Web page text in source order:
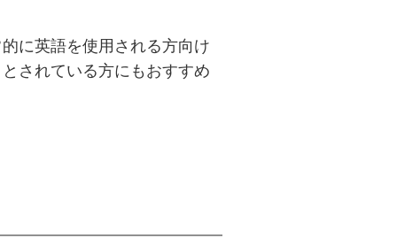
に英語を使用される方向け
されている方にもおすすめ